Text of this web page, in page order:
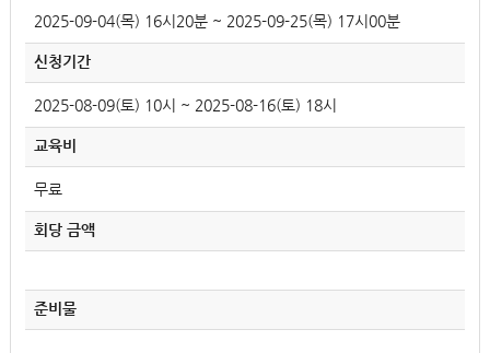
2025-09-04(목) 16시20분 ~ 2025-09-25(목) 17시00분
신청기간
2025-08-09(토) 10시 ~ 2025-08-16(토) 18시
교육비
무료
회당 금액
준비물